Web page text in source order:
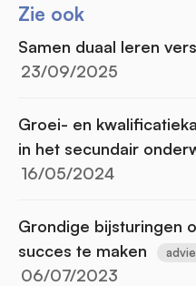
Zie ook
Samen duaal leren
23/09/2025
Groei- en
in het secundair
16/05/2024
Grondige bijsturingen
succes te maken
06/07/2023